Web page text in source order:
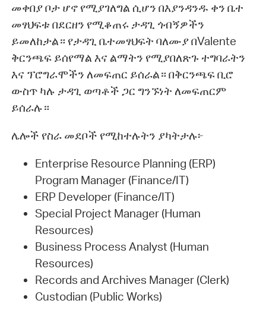
መቀበያ ቦታ ሆኖ የሚያገለግል ሲሆን በእያንዳንዱ ቀን ቤተ
መፃህፍቱ በደርዘን የሚቆጠሩ ታዳጊ ጎብኝዎችን
ይመለከታል። የታዳጊ ቤተመፃህፍት ባለሙያ በValente
ቅርንጫፍ ይሰየማል እና ልማትን የሚያበለጽጉ ተግባራትን
እና ፕሮግራሞችን ለመፍጠር ይሰራል። በቅርንጫፍ ቢሮ
ውስጥ ካሉ ታዳጊ ወጣቶች ጋር ግንኙነት ለመፍጠርም
ይሰራሉ።
ሌሎች የስራ መደቦች የሚከተሉትን ያካትታሉ፦
Enterprise Resource Planning (ERP)
Program Manager (Finance/IT)
ERP Developer (Finance/IT)
Special Project Manager (Human
Resources)
Business Process Analyst (Human
Resources)
Records and Archives Manager (Clerk)
Custodian (Public Works)